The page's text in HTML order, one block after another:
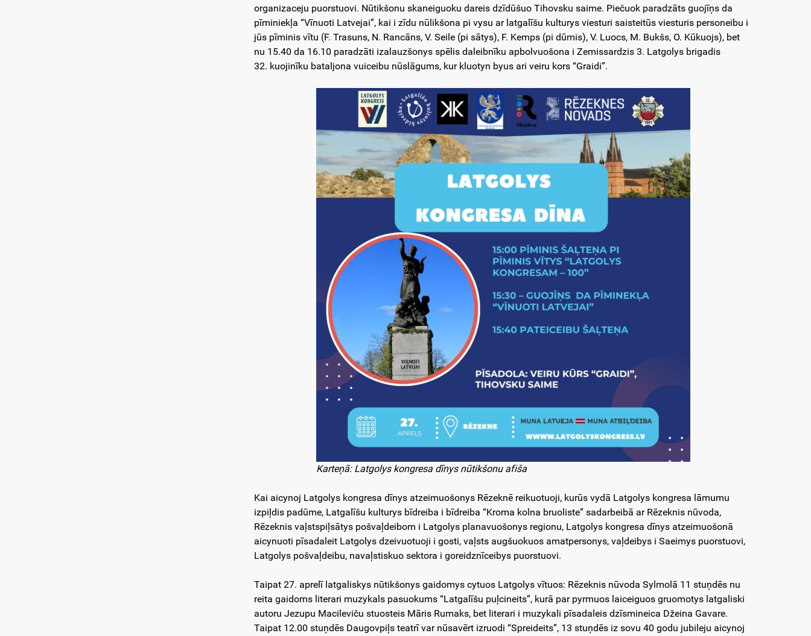
organizaceju puorstuovi. Nūtikšonu skaneiguoku dareis dzīdūšuo Tihovsku saime. Piečuok paradzāts guojīņs da
pīminiekļa “Vīnuoti Latvejai”, kai i zīdu nūlikšona pi vysu ar latgalīšu kulturys viesturi saisteitūs viesturis personeibu i
jūs pīminis vītu (F. Trasuns, N. Rancāns, V. Seile (pi sātys), F. Kemps (pi dūmis), V. Luocs, M. Bukšs, O. Kūkuojs), bet
nu 15.40 da 16.10 paradzāti izalauzšonys spēlis daleibnīku apbolvuošona i Zemissardzis 3. Latgolys brigadis
32. kuojinīku bataljona vuiceibu nūslāgums, kur kluotyn byus ari veiru kors “Graidi”.
Karteņā: Latgolys kongresa dīnys nūtikšonu afiša
Kai aicynoj Latgolys kongresa dīnys atzeimuošonys Rēzeknē reikuotuoji, kurūs vydā Latgolys kongresa lāmumu
izpiļdis padūme, Latgalīšu kulturys bīdreiba i bīdreiba “Kroma kolna bruoliste” sadarbeibā ar Rēzeknis nūvoda,
Rēzeknis vaļstspiļsātys pošvaļdeibom i Latgolys planavuošonys regionu, Latgolys kongresa dīnys atzeimuošonā
aicynuoti pīsadaleit Latgolys dzeivuotuoji i gosti, vaļsts augšuokuos amatpersonys, vaļdeibys i Saeimys puorstuovi,
Latgolys pošvaļdeibu, navaļstiskuo sektora i goreidznīceibys puorstuovi.
Taipat 27. aprelī latgaliskys nūtikšonys gaidomys cytuos Latgolys vītuos: Rēzeknis nūvoda Sylmolā 11 stuņdēs nu
reita gaidoms literari muzykals pasuokums “Latgalīšu puļcineits”, kurā par pyrmuos laiceiguos gruomotys latgaliski
autoru Jezupu Macileviču stuosteis Māris Rumaks, bet literari i muzykali pīsadaleis dzīsmineica Džeina Gavare.
Taipat 12.00 stuņdēs Daugovpiļs teatrī var nūsavērt izruodi “Spreideits”, 13 stuņdēs iz sovu 40 godu jubileju aicynoj